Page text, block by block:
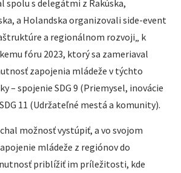
spolu s delegátmi z Rakúska,
a Holandska organizovali side-event
a regionálnom rozvoji„ k
fóru 2023, ktorý sa zameriaval
zapojenia mládeže v týchto
– spojenie SDG 9 (Priemysel, inovácie
11 (Udržateľné mestá a komunity).
možnosť vystúpiť, a vo svojom
mládeže z regiónov do
priblížiť im príležitosti, kde